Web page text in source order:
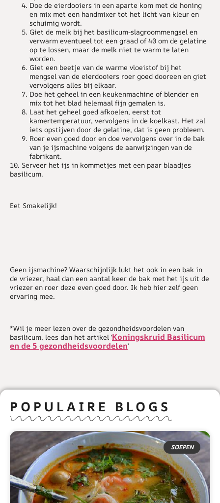
Doe de eierdooiers in een aparte kom met de honing
en mix met een handmixer tot het licht van kleur en
schuimig wordt.
Giet de melk bij het basilicum-slagroommengsel en
verwarm eventueel tot een graad of 40 om de gelatine
op te lossen, maar de melk niet te warm te laten
worden.
Giet een beetje van de warme vloeistof bij het
mengsel van de eierdooiers roer goed dooreen en giet
vervolgens alles bij elkaar.
Doe het geheel in een keukenmachine of blender en
mix tot het blad helemaal fijn gemalen is.
Laat het geheel goed afkoelen, eerst tot
kamertemperatuur, vervolgens in de koelkast. Het zal
iets opstijven door de gelatine, dat is geen probleem.
Roer even goed door en doe vervolgens over in de bak
van je ijsmachine volgens de aanwijzingen van de
fabrikant.
10. Serveer het ijs in kommetjes met een paar blaadjes
basilicum.
Eet Smakelijk!
Geen ijsmachine? Waarschijnlijk lukt het ook in een bak in
de vriezer, haal dan een aantal keer de bak met het ijs uit de
vriezer en roer deze even goed door. Ik heb hier zelf geen
ervaring mee.
*Wil je meer lezen over de gezondheidsvoordelen van
basilicum, lees dan het artikel ‘Koningskruid Basilicum
en de 5 gezondheidsvoordelen’
POPULAIRE BLOGS
SOEPEN